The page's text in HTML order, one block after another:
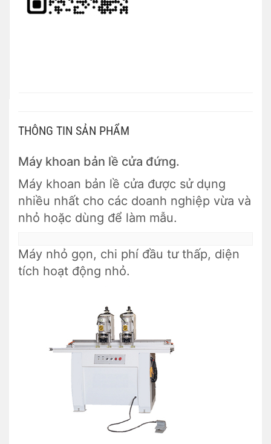
THÔNG TIN SẢN PHẨM
Máy khoan bản lề cửa đứng.
Máy khoan bản lề cửa được sử dụng
nhiều nhất cho các doanh nghiệp vừa và
nhỏ hoặc dùng để làm mẫu.
Máy nhỏ gọn, chi phí đầu tư thấp, diện
tích hoạt động nhỏ.